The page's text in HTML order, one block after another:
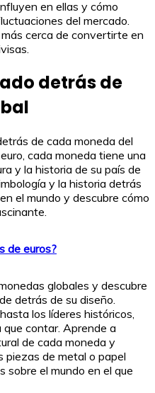
en ellas y cómo
del mercado.
cerca de convertirte en
detrás de
de cada moneda del
cada moneda tiene una
y la historia de su país de
y la historia detrás
el mundo y descubre cómo
de euros?
globales y descubre
detrás de su diseño.
los líderes históricos,
contar. Aprende a
de cada moneda y
piezas de metal o papel
sobre el mundo en el que